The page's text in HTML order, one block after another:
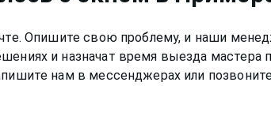
Опишите свою проблему, и наши
и назначат время выезда
нам в мессенджерах или